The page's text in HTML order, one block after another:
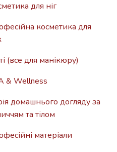
для ніг
косметика для
(все для манікюру)
& Wellness
домашнього догляду за
та тілом
матеріали